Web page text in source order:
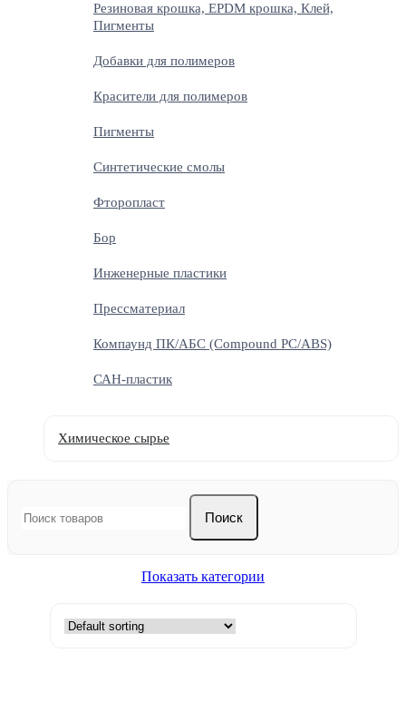
Резиновая крошка, EPDM крошка, Клей,
Пигменты
Добавки для полимеров
Красители для полимеров
Пигменты
Синтетические смолы
Фторопласт
Бор
Инженерные пластики
Прессматериал
Компаунд ПК/АБС (Compound PC/ABS)
САН-пластик
Химическое сырье
Поиск
Показать категории